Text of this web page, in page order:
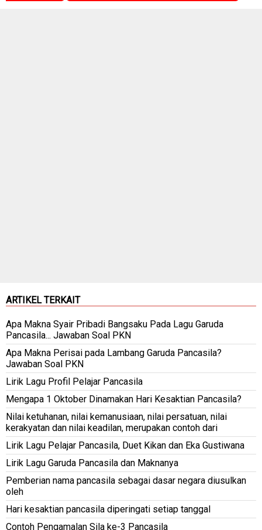
ARTIKEL TERKAIT
Apa Makna Syair Pribadi Bangsaku Pada Lagu Garuda
Pancasila... Jawaban Soal PKN
Apa Makna Perisai pada Lambang Garuda Pancasila?
Jawaban Soal PKN
Lirik Lagu Profil Pelajar Pancasila
Mengapa 1 Oktober Dinamakan Hari Kesaktian Pancasila?
Nilai ketuhanan, nilai kemanusiaan, nilai persatuan, nilai
kerakyatan dan nilai keadilan, merupakan contoh dari
Lirik Lagu Pelajar Pancasila, Duet Kikan dan Eka Gustiwana
Lirik Lagu Garuda Pancasila dan Maknanya
Pemberian nama pancasila sebagai dasar negara diusulkan
oleh
Hari kesaktian pancasila diperingati setiap tanggal
Contoh Pengamalan Sila ke-3 Pancasila